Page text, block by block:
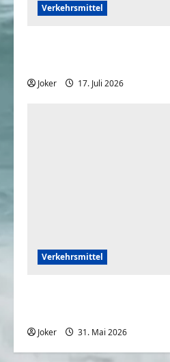
Verkehrsmittel
Joker 17. Juli 2026
Verkehrsmittel
Joker 31. Mai 2026